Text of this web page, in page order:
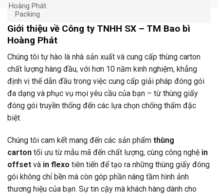
Hoàng Phát
Packing
Giới thiệu về Công ty TNHH SX – TM Bao bì
Hoàng Phát
Chúng tôi tự hào là nhà sản xuất và cung cấp thùng carton
chất lượng hàng đầu, với hơn 10 năm kinh nghiệm, khẳng
định vị thế dẫn đầu trong việc cung cấp giải pháp đóng gói
đa dạng và phục vụ mọi yêu cầu của bạn – từ thùng giấy
đóng gói truyền thống đến các lựa chọn chống thấm đặc
biệt.
Chúng tôi cam kết mang đến các sản phẩm thùng
carton tối ưu từ mẫu mã đến chất lượng, cùng công nghệ in
offset và in flexo tiên tiến để tạo ra những thùng giấy đóng
gói không chỉ bền mà còn góp phần nâng tầm hình ảnh
thương hiệu của bạn. Sự tin cậy mà khách hàng dành cho